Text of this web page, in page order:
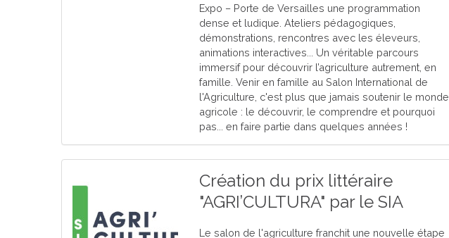
Expo – Porte de Versailles une programmation
dense et ludique. Ateliers pédagogiques,
démonstrations, rencontres avec les éleveurs,
animations interactives... Un véritable parcours
immersif pour découvrir l’agriculture autrement, en
famille. Venir en famille au Salon International de
l'Agriculture, c'est plus que jamais soutenir le monde
agricole : le découvrir, le comprendre et pourquoi
pas... en faire partie dans quelques années !
Création du prix littéraire
"AGRI’CULTURA" par le SIA
Le salon de l'agriculture franchit une nouvelle étape